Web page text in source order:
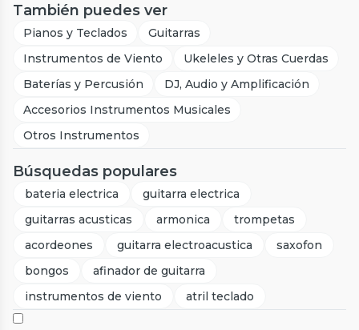
También puedes ver
Pianos y Teclados
Guitarras
Instrumentos de Viento
Ukeleles y Otras Cuerdas
Baterías y Percusión
DJ, Audio y Amplificación
Accesorios Instrumentos Musicales
Otros Instrumentos
Búsquedas populares
bateria electrica
guitarra electrica
guitarras acusticas
armonica
trompetas
acordeones
guitarra electroacustica
saxofon
bongos
afinador de guitarra
instrumentos de viento
atril teclado